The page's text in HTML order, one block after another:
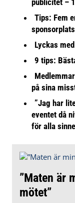
publicitet –
Tips: Fem
Lyckas
9 tips:
på sina
”Jag har
eventet då
för alla
”Maten är
mötet”